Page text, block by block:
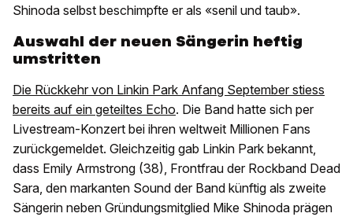
Shinoda selbst beschimpfte er als «senil und taub».
Auswahl der neuen Sängerin heftig
umstritten
Die Rückkehr von Linkin Park Anfang September stiess
bereits auf ein geteiltes Echo. Die Band hatte sich per
Livestream-Konzert bei ihren weltweit Millionen Fans
zurückgemeldet. Gleichzeitig gab Linkin Park bekannt,
dass Emily Armstrong (38), Frontfrau der Rockband Dead
Sara, den markanten Sound der Band künftig als zweite
Sängerin neben Gründungsmitglied Mike Shinoda prägen